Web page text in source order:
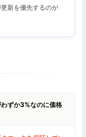
新を優先するのが
ずか3%なのに価格